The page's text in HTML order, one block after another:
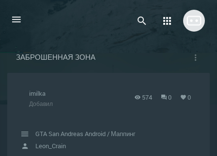
ЗАБРОШЕННАЯ ЗОНА
574 0 0
imilka
Добавил
GTA San Andreas Android/ Маппинг
Leon_Crain